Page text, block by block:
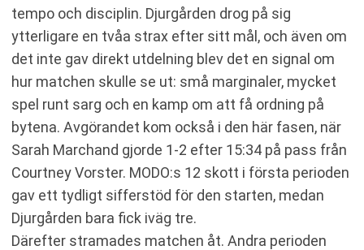
tempo och disciplin. Djurgården drog på sig
ytterligare en tvåa strax efter sitt mål, och även om
det inte gav direkt utdelning blev det en signal om
hur matchen skulle se ut: små marginaler, mycket
spel runt sarg och en kamp om att få ordning på
bytena. Avgörandet kom också i den här fasen, när
Sarah Marchand gjorde 1-2 efter 15:34 på pass från
Courtney Vorster. MODO:s 12 skott i första perioden
gav ett tydligt sifferstöd för den starten, medan
Djurgården bara fick iväg tre.
Därefter stramades matchen åt. Andra perioden